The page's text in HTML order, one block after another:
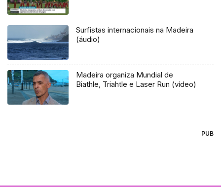
Surfistas internacionais na Madeira
(áudio)
Madeira organiza Mundial de
Biathle, Triahtle e Laser Run (vídeo)
PUB